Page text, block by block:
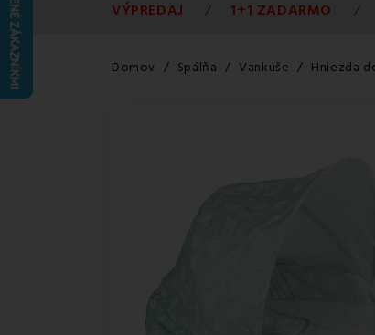
VÝPREDAJ 1+1 ZADARMO
Domov Spálňa Vankúše Hniezda